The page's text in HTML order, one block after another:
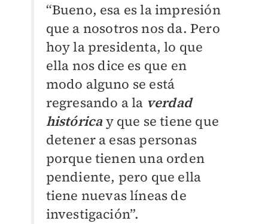
“Bueno, esa es la impresión
que a nosotros nos da. Pero
hoy la presidenta, lo que
ella nos dice es que en
modo alguno se está
regresando a la verdad
históricay que se tiene que
detener a esas personas
porque tienen una orden
pendiente, pero que ella
tiene nuevas líneas de
investigación”.